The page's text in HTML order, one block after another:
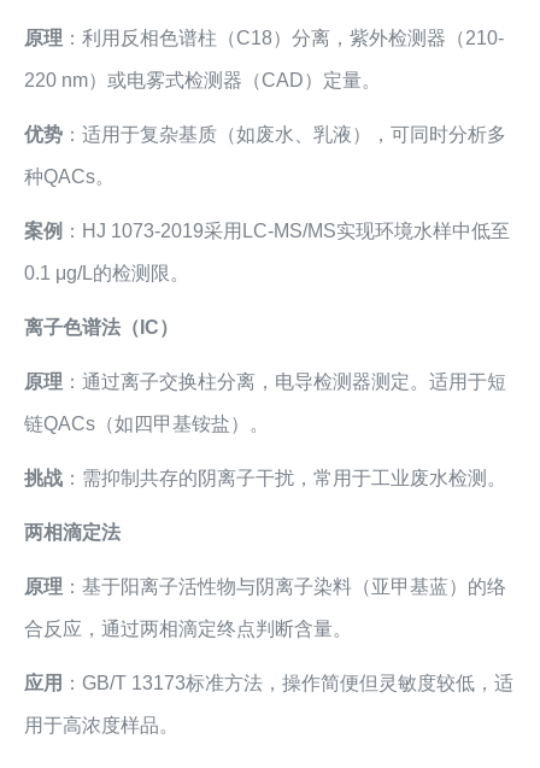
原理 ：利用反相色谱柱（C18）分离，紫外检测器（210-
220 nm）或电雾式检测器（CAD）定量。
优势 ：适用于复杂基质（如废水、乳液），可同时分析多
种QACs。
案例 ：HJ 1073-2019采用LC-MS/MS实现环境水样中低至
0.1 μg/L的检测限。
离子色谱法（IC）
原理 ：通过离子交换柱分离，电导检测器测定。适用于短
链QACs（如四甲基铵盐）。
挑战 ：需抑制共存的阴离子干扰，常用于工业废水检测。
两相滴定法
原理 ：基于阳离子活性物与阴离子染料（亚甲基蓝）的络
合反应，通过两相滴定终点判断含量。
应用 ：GB/T 13173标准方法，操作简便但灵敏度较低，适
用于高浓度样品。